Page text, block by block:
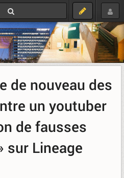
de nouveau des
un youtuber
de fausses
sur Lineage